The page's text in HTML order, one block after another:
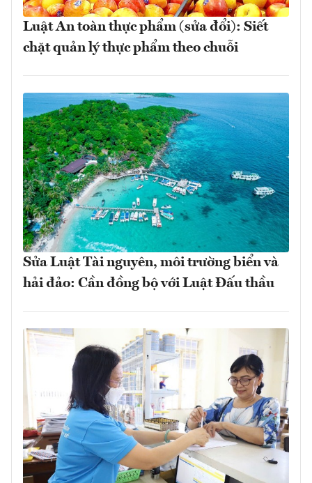
Luật An toàn thực phẩm (sửa đổi): Siết
chặt quản lý thực phẩm theo chuỗi
Sửa Luật Tài nguyên, môi trường biển và
hải đảo: Cần đồng bộ với Luật Đấu thầu